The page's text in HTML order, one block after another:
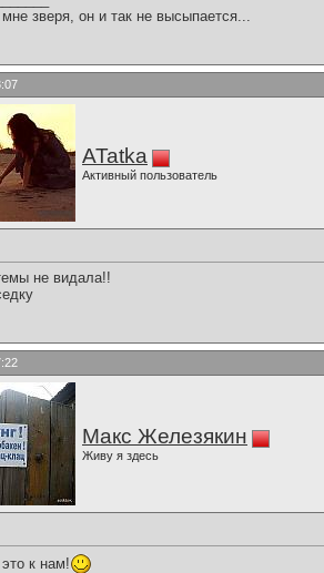
зверя, он и так не высыпается...
ATatka
Активный пользователь
не видала!!
Макс Железякин
Живу я здесь
к нам!